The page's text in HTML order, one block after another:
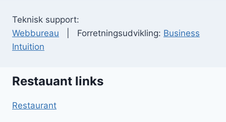
Teknisk support:
Webbureau | Forretningsudvikling: Business
Intuition
Restauant links
Restaurant